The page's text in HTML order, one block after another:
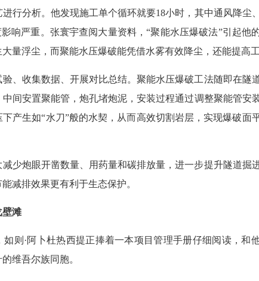
行分析。他发现施工单个循环就要18小时，其中通风降尘
响严重。张寰宇查阅大量资料，“聚能水压爆破法”引起他
量浮尘，而聚能水压爆破能凭借水雾有效降尘，还能提高工
、收集数据、开展对比总结。聚能水压爆破工法随即在隧
间安置聚能管，炮孔堵炮泥，安装过程通过调整聚能管安
产生如“水刀”般的水契，从而高效切割岩层，实现爆破面
少炮眼开凿数量、用药量和碳排放量，进一步提升隧道掘
减排效果更有利于生态保护。
壁滩
则·阿卜杜热西提正捧着一本项目管理手册仔细阅读，和
维吾尔族同胞。